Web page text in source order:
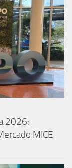
2026:
MICE